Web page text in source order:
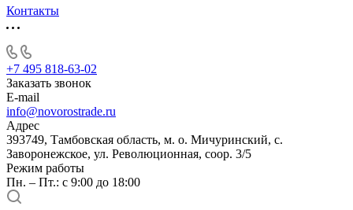
Контакты
+7 495 818-63-02
Заказать звонок
E-mail
info@novorostrade.ru
Адрес
393749, Тамбовская область, м. о. Мичуринский, с.
Заворонежское, ул. Революционная, соор. 3/5
Режим работы
Пн. – Пт.: с 9:00 до 18:00